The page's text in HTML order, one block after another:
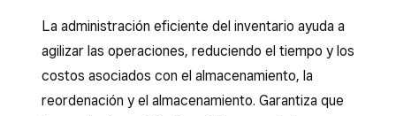
La administración eficiente del inventario ayuda a
agilizar las operaciones, reduciendo el tiempo y los
costos asociados con el almacenamiento, la
reordenación y el almacenamiento. Garantiza que